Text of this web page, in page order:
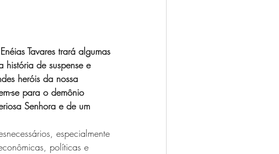
Tavares trará algumas
história de suspense e
heróis da nossa
se para o demônio
Senhora e de um
especialmente
políticas e